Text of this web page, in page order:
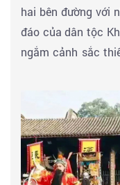
hai bên đường với
đáo của dân tộc
ngắm cảnh sắc
theo mùa trên
Đoàn ghé tham
trấn Phượng
Khương Aba, tỉnh